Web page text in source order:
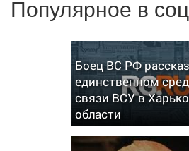
Популярное в
Боец ВС РФ
единственном
связи ВСУ в
области